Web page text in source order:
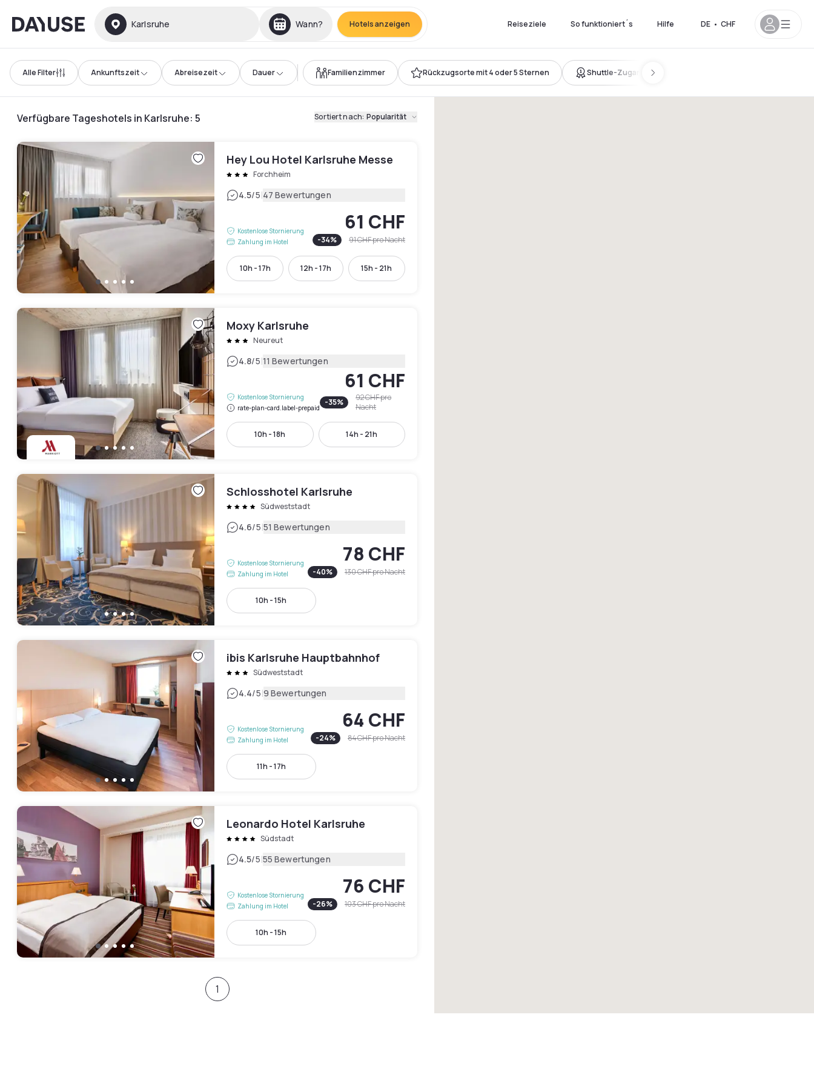
Dayuse Karlsruhe Wann? Hotels anzeigen Reiseziele So funktioniert´s Hilfe DE • CHF
Alle Filter Ankunftszeit Abreisezeit Dauer Familienzimmer Rückzugsorte mit 4 oder 5 Sternen Shuttle-Zugang
Verfügbare Tageshotels in Karlsruhe: 5 Sortiert nach: Popularität
Hey Lou Hotel Karlsruhe Messe
Forchheim
4.5/5|47 Bewertungen
Kostenlose Stornierung
Zahlung im Hotel
61 CHF
-34% 91 CHFpro Nacht
10h - 17h 12h - 17h 15h - 21h
Moxy Karlsruhe
Neureut
4.8/5|11 Bewertungen
Kostenlose Stornierung
rate-plan-card.label-prepaid
61 CHF
-35% 92 CHFpro
Nacht
10h - 18h 14h - 21h
Schlosshotel Karlsruhe
Südweststadt
4.6/5|51 Bewertungen
Kostenlose Stornierung
Zahlung im Hotel
78 CHF
-40% 130 CHFpro Nacht
10h - 15h
ibis Karlsruhe Hauptbahnhof
Südweststadt
4.4/5|9 Bewertungen
Kostenlose Stornierung
Zahlung im Hotel
64 CHF
-24% 84 CHFpro Nacht
11h - 17h
Leonardo Hotel Karlsruhe
Südstadt
4.5/5|55 Bewertungen
Kostenlose Stornierung
Zahlung im Hotel
76 CHF
-26% 103 CHFpro Nacht
10h - 15h
1